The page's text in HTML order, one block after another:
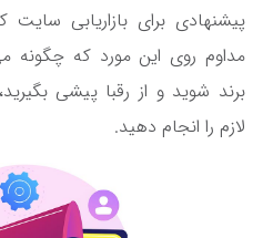
پیشنهادی برای بازاریابی
مداوم روی این مورد که چگونه
برند شوید و از رقبا پیشی
لازم را انجام دهید.